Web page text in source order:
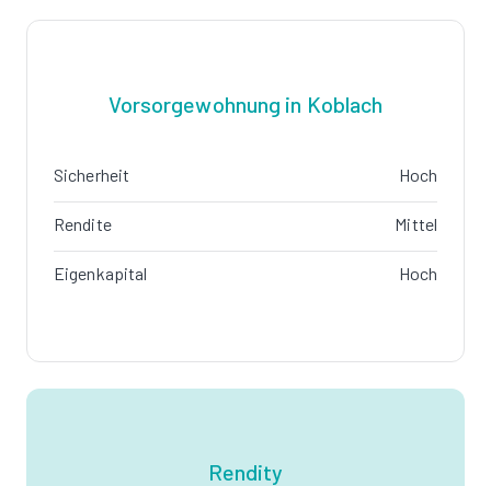
Vorsorgewohnung in Koblach
Sicherheit Hoch
Rendite Mittel
Eigenkapital Hoch
Rendity